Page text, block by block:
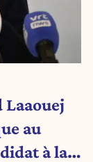
Laaouej
au
à la